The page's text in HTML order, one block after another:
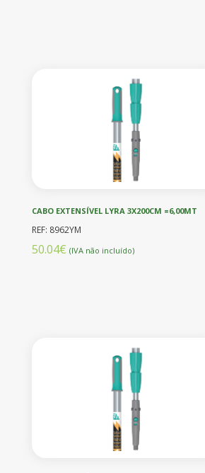
CABO EXTENSÍVEL LYRA 3X200CM =6,00MT
REF: 8962YM
50.04€ (IVA não incluído)